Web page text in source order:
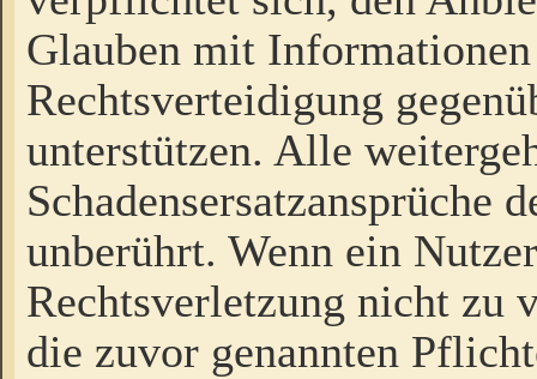
Glauben mit
Rechtsverteidigung
unterstützen. Alle
Schadensersatzansprüche
unberührt. Wenn ein
Rechtsverletzung nicht zu
die zuvor genannten